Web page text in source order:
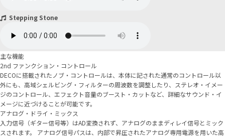
Stepping Stone
主な機能
2nd ファンクション・コントロール
DECOに搭載されたノブ・コントロールは、本体に記された通常のコントロール以
外にも、高域シェルビング・フィルターの周波数を調整したり、ステレオ・イメー
ジのコントロール、エフェクト音量のブースト・カットなど、詳細なサウンド・イ
メージに近づけることが可能です。
アナログ・ドライ・ミックス
入力信号（ギター信号等）はAD変換されず、アナログのままディレイ信号とミック
スされます。 アナログ信号パスは、内部で昇圧されたアナログ専用電源を用いた高